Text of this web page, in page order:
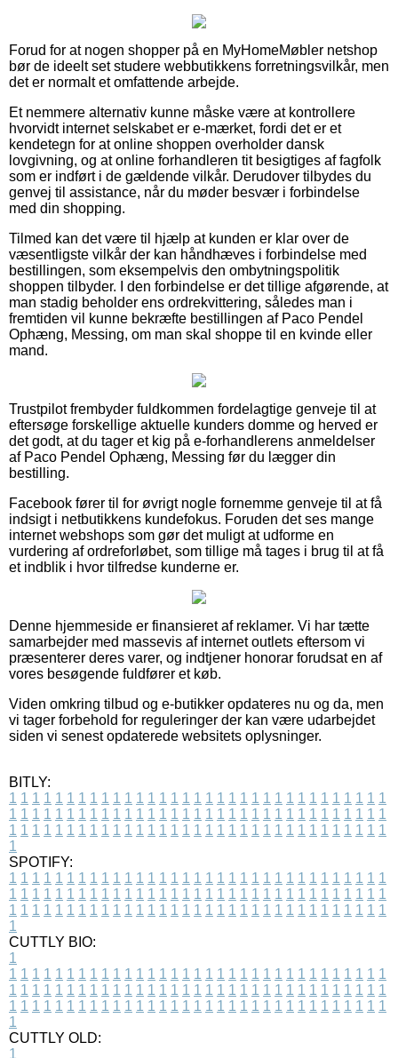
Forud for at nogen shopper på en MyHomeMøbler netshop
bør de ideelt set studere webbutikkens forretningsvilkår, men
det er normalt et omfattende arbejde.
Et nemmere alternativ kunne måske være at kontrollere
hvorvidt internet selskabet er e-mærket, fordi det er et
kendetegn for at online shoppen overholder dansk
lovgivning, og at online forhandleren tit besigtiges af fagfolk
som er indført i de gældende vilkår. Derudover tilbydes du
genvej til assistance, når du møder besvær i forbindelse
med din shopping.
Tilmed kan det være til hjælp at kunden er klar over de
væsentligste vilkår der kan håndhæves i forbindelse med
bestillingen, som eksempelvis den ombytningspolitik
shoppen tilbyder. I den forbindelse er det tillige afgørende, at
man stadig beholder ens ordrekvittering, således man i
fremtiden vil kunne bekræfte bestillingen af Paco Pendel
Ophæng, Messing, om man skal shoppe til en kvinde eller
mand.
Trustpilot frembyder fuldkommen fordelagtige genveje til at
eftersøge forskellige aktuelle kunders domme og herved er
det godt, at du tager et kig på e-forhandlerens anmeldelser
af Paco Pendel Ophæng, Messing før du lægger din
bestilling.
Facebook fører til for øvrigt nogle fornemme genveje til at få
indsigt i netbutikkens kundefokus. Foruden det ses mange
internet webshops som gør det muligt at udforme en
vurdering af ordreforløbet, som tillige må tages i brug til at få
et indblik i hvor tilfredse kunderne er.
Denne hjemmeside er finansieret af reklamer. Vi har tætte
samarbejder med massevis af internet outlets eftersom vi
præsenterer deres varer, og indtjener honorar forudsat en af
vores besøgende fuldfører et køb.
Viden omkring tilbud og e-butikker opdateres nu og da, men
vi tager forbehold for reguleringer der kan være udarbejdet
siden vi senest opdaterede websitets oplysninger.
BITLY:
1 1 1 1 1 1 1 1 1 1 1 1 1 1 1 1 1 1 1 1 1 1 1 1 1 1 1 1 1 1 1 1 1
1 1 1 1 1 1 1 1 1 1 1 1 1 1 1 1 1 1 1 1 1 1 1 1 1 1 1 1 1 1 1 1 1
1 1 1 1 1 1 1 1 1 1 1 1 1 1 1 1 1 1 1 1 1 1 1 1 1 1 1 1 1 1 1 1 1
1
SPOTIFY:
1 1 1 1 1 1 1 1 1 1 1 1 1 1 1 1 1 1 1 1 1 1 1 1 1 1 1 1 1 1 1 1 1
1 1 1 1 1 1 1 1 1 1 1 1 1 1 1 1 1 1 1 1 1 1 1 1 1 1 1 1 1 1 1 1 1
1 1 1 1 1 1 1 1 1 1 1 1 1 1 1 1 1 1 1 1 1 1 1 1 1 1 1 1 1 1 1 1 1
1
CUTTLY BIO:
1
1 1 1 1 1 1 1 1 1 1 1 1 1 1 1 1 1 1 1 1 1 1 1 1 1 1 1 1 1 1 1 1 1
1 1 1 1 1 1 1 1 1 1 1 1 1 1 1 1 1 1 1 1 1 1 1 1 1 1 1 1 1 1 1 1 1
1 1 1 1 1 1 1 1 1 1 1 1 1 1 1 1 1 1 1 1 1 1 1 1 1 1 1 1 1 1 1 1 1
1
CUTTLY OLD:
1